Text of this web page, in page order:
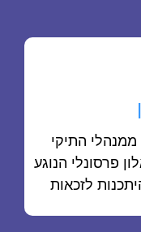
התיקי
פרסונלי הנוגע
לזכאות